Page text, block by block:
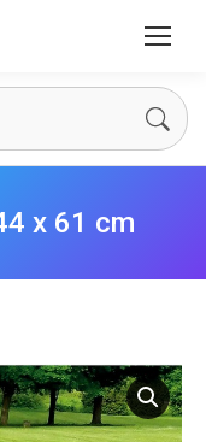
x 61 cm